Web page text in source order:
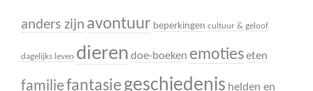
anders zijn avontuur beperkingen cultuur & geloof
dagelijks leven dieren doe-boeken emotieseten
familiefantasie geschiedenis helden en